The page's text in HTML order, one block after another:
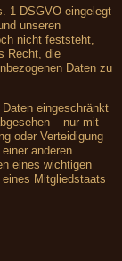
1 DSGVO eingelegt
unseren
nicht feststeht,
Recht, die
Daten zu
eingeschränkt
– nur mit
oder Verteidigung
anderen
eines wichtigen
Mitgliedstaats